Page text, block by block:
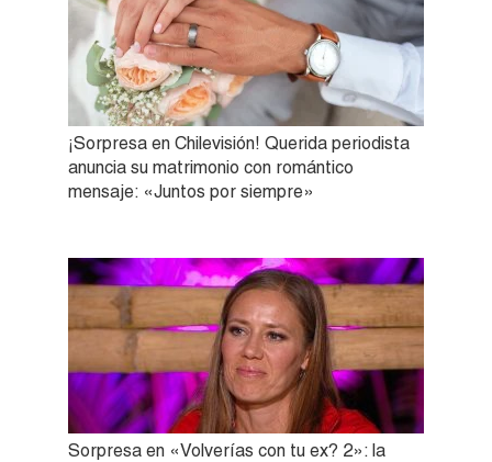
¡Sorpresa en Chilevisión! Querida periodista
anuncia su matrimonio con romántico
mensaje: «Juntos por siempre»
Sorpresa en «Volverías con tu ex? 2»: la